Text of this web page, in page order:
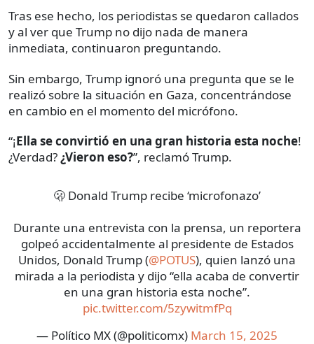
Tras ese hecho, los periodistas se quedaron callados
y al ver que Trump no dijo nada de manera
inmediata, continuaron preguntando.
Sin embargo, Trump ignoró una pregunta que se le
realizó sobre la situación en Gaza, concentrándose
en cambio en el momento del micrófono.
“¡Ella se convirtió en una gran historia esta noche!
¿Verdad? ¿Vieron eso?”, reclamó Trump.
🫢 Donald Trump recibe ‘microfonazo’
Durante una entrevista con la prensa, un reportera
golpeó accidentalmente al presidente de Estados
Unidos, Donald Trump (@POTUS), quien lanzó una
mirada a la periodista y dijo “ella acaba de convertir
en una gran historia esta noche”.
pic.twitter.com/5zywitmfPq
— Político MX (@politicomx) March 15, 2025